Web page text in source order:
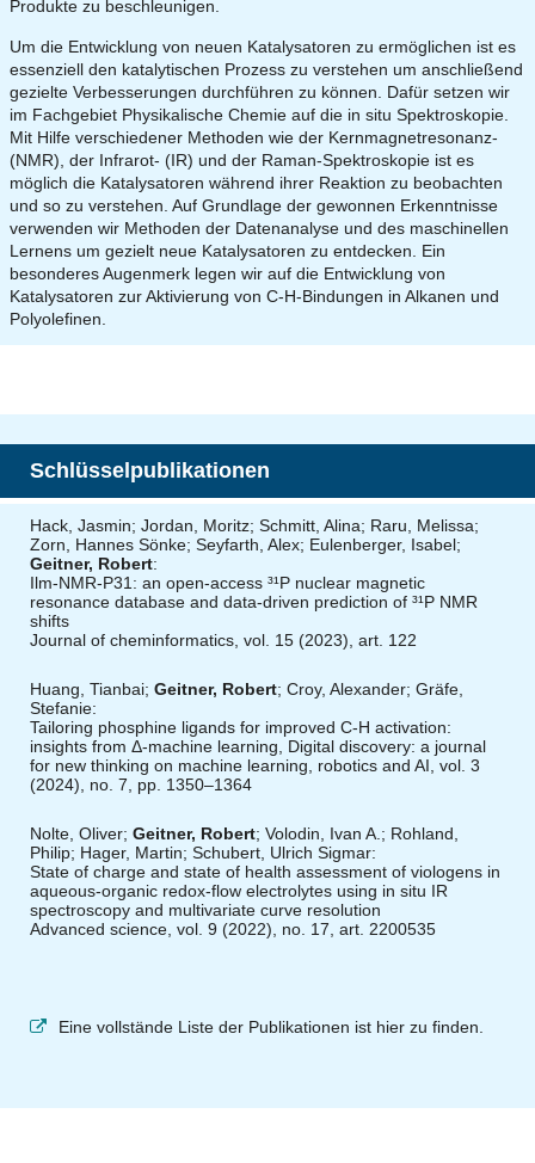
Produkte zu beschleunigen.
Um die Entwicklung von neuen Katalysatoren zu ermöglichen ist es
essenziell den katalytischen Prozess zu verstehen um anschließend
gezielte Verbesserungen durchführen zu können. Dafür setzen wir
im Fachgebiet Physikalische Chemie auf die in situ Spektroskopie.
Mit Hilfe verschiedener Methoden wie der Kernmagnetresonanz-
(NMR), der Infrarot- (IR) und der Raman-Spektroskopie ist es
möglich die Katalysatoren während ihrer Reaktion zu beobachten
und so zu verstehen. Auf Grundlage der gewonnen Erkenntnisse
verwenden wir Methoden der Datenanalyse und des maschinellen
Lernens um gezielt neue Katalysatoren zu entdecken. Ein
besonderes Augenmerk legen wir auf die Entwicklung von
Katalysatoren zur Aktivierung von C-H-Bindungen in Alkanen und
Polyolefinen.
Schlüsselpublikationen
Hack, Jasmin; Jordan, Moritz; Schmitt, Alina; Raru, Melissa;
Zorn, Hannes Sönke; Seyfarth, Alex; Eulenberger, Isabel;
Geitner, Robert:
Ilm-NMR-P31: an open-access ³¹P nuclear magnetic
resonance database and data-driven prediction of ³¹P NMR
shifts
Journal of cheminformatics, vol. 15 (2023), art. 122
Huang, Tianbai; Geitner, Robert; Croy, Alexander; Gräfe,
Stefanie:
Tailoring phosphine ligands for improved C-H activation:
insights from Δ-machine learning, Digital discovery: a journal
for new thinking on machine learning, robotics and AI, vol. 3
(2024), no. 7, pp. 1350–1364
Nolte, Oliver; Geitner, Robert; Volodin, Ivan A.; Rohland,
Philip; Hager, Martin; Schubert, Ulrich Sigmar:
State of charge and state of health assessment of viologens in
aqueous-organic redox-flow electrolytes using in situ IR
spectroscopy and multivariate curve resolution
Advanced science, vol. 9 (2022), no. 17, art. 2200535
Eine vollstände Liste der Publikationen ist hier zu finden.